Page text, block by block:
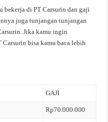
bekerja di PT Carsurin dan gaji
juga tunjangan tunjangan
Jika kamu ingin
bisa kamu baca lebih
GAJI
Rp70.000.000